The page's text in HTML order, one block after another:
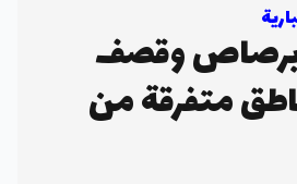
برصاص وقصف
متفرقة من